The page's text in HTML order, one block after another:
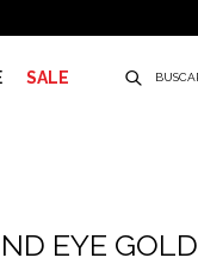
SALE
EYE GOLD